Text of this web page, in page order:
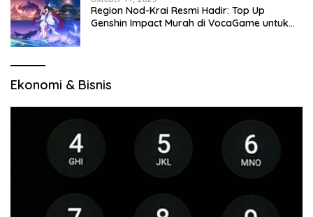
Region Nod-Krai Resmi Hadir: Top Up
Genshin Impact Murah di VocaGame untuk
Ekonomi & Bisnis